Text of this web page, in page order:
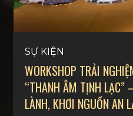
SỰ KIỆN
WORKSHOP TRẢI
“THANH ÂM TỊNH LẠC”
LÀNH, KHƠI NGUỒN AN